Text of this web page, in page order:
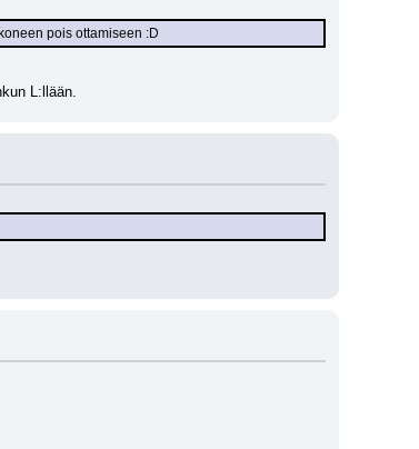
pois ottamiseen :D
L:llään.